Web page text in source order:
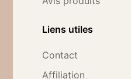
Liens utiles
Contact
Affiliation